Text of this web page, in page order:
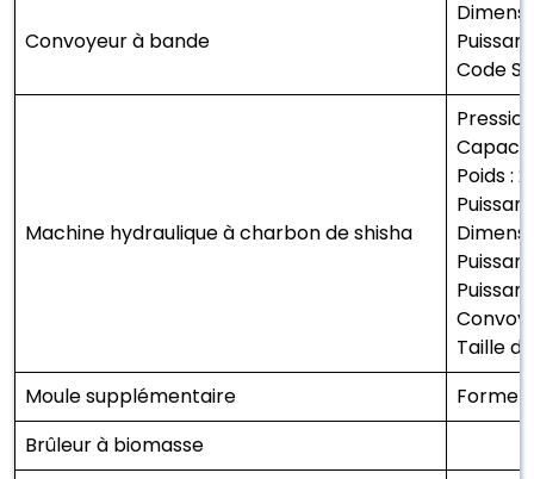
Convoyeur à bande
Code
Machine hydraulique à charbon de shisha
Poids :
Taille
Moule supplémentaire
Forme
Brûleur à biomasse